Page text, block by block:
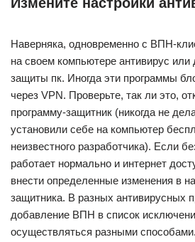
Наверняка, одновременно с ВПН-
на своем компьютере антивирус или
защиты пк. Иногда эти программы
через VPN. Проверьте, так ли это,
программу-защитник (никогда не
установили себе на компьютер
неизвестного разработчика). Если
работает нормально и интернет
внести определенные изменения в
защитника. В разных антивирусных
добавление ВПН в список
осуществляться разными